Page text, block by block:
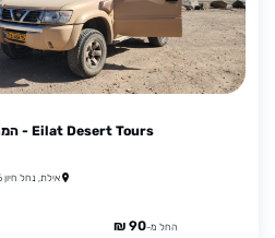
Eilat Desert Tours - המרכז לטיולי מדבר
אילת, נחל חיון 16
החל מ-90 ₪